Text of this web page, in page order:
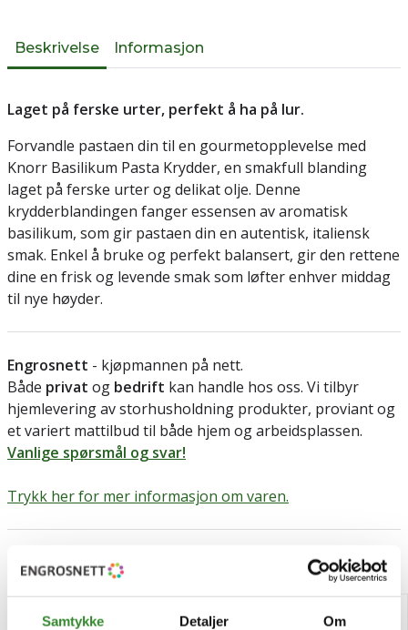
Samtykke Detaljer Om
Beskrivelse Informasjon
Laget på ferske urter, perfekt å ha på lur.
Forvandle pastaen din til en gourmetopplevelse med
Knorr Basilikum Pasta Krydder, en smakfull blanding
laget på ferske urter og delikat olje. Denne
krydderblandingen fanger essensen av aromatisk
basilikum, som gir pastaen din en autentisk, italiensk
smak. Enkel å bruke og perfekt balansert, gir den rettene
dine en frisk og levende smak som løfter enhver middag
til nye høyder.
Engrosnett - kjøpmannen på nett.
Både privat og bedrift kan handle hos oss. Vi tilbyr
hjemlevering av storhusholdning produkter, proviant og
et variert mattilbud til både hjem og arbeidsplassen.
Vanlige spørsmål og svar!
Trykk her for mer informasjon om varen.
Relaterte produkter